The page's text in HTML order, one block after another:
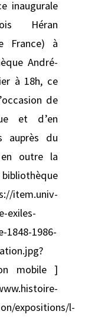
inaugurale
Héran
France) à
André-
à 18h, ce
de
et d’en
auprès du
outre la
item.univ-
exiles-
1848-1986-
mobile ]
expositions/l-